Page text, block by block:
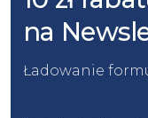
na
Ładowanie